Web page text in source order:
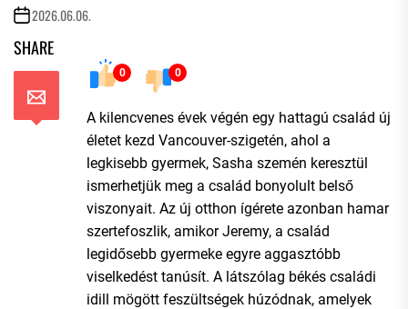
2026.06.06.
SHARE
0 0
A kilencvenes évek végén egy hattagú család új
életet kezd Vancouver-szigetén, ahol a
legkisebb gyermek, Sasha szemén keresztül
ismerhetjük meg a család bonyolult belső
viszonyait. Az új otthon ígérete azonban hamar
szertefoszlik, amikor Jeremy, a család
legidősebb gyermeke egyre aggasztóbb
viselkedést tanúsít. A látszólag békés családi
idill mögött feszültségek húzódnak, amelyek